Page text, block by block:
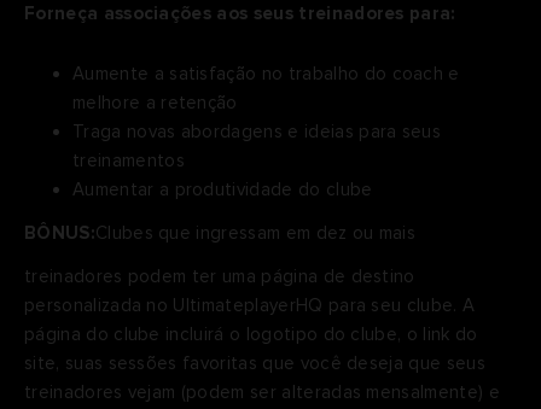
Forneça associações aos seus treinadores para:
Aumente a satisfação no trabalho do coach e
melhore a retenção
Traga novas abordagens e ideias para seus
treinamentos
Aumentar a produtividade do clube
BÔNUS:Clubes que ingressam em dez ou mais
treinadores podem ter uma página de destino
personalizada no UltimateplayerHQ para seu clube. A
página do clube incluirá o logotipo do clube, o link do
site, suas sessões favoritas que você deseja que seus
treinadores vejam (podem ser alteradas mensalmente) e